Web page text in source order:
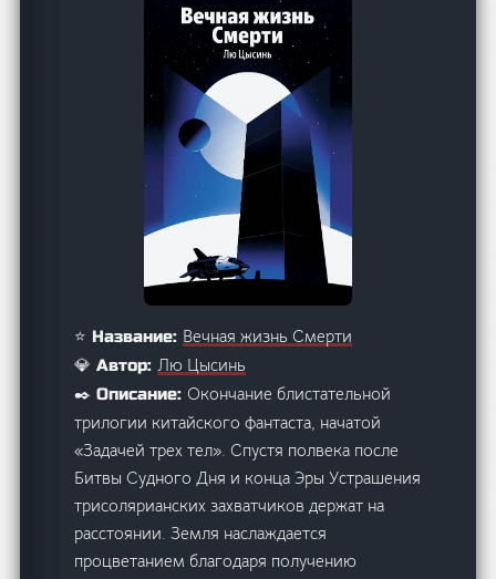
⭐ Название: Вечная жизнь Смерти
💎 Автор:Лю Цысинь
✒️ Описание:Окончание блистательной
трилогии китайского фантаста, начатой
«Задачей трех тел». Спустя полвека после
Битвы Судного Дня и конца Эры Устрашения
трисолярианских захватчиков держат на
расстоянии. Земля наслаждается
процветанием благодаря получению